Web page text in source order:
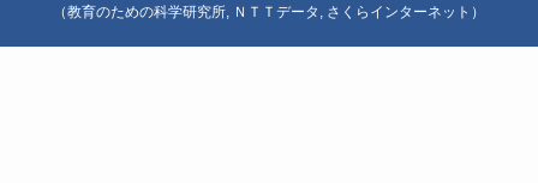
（教育のための科学研究所, ＮＴＴデータ , さくらインターネット ）